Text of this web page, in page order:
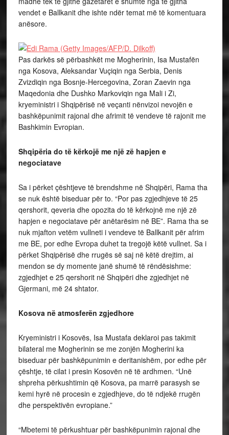
vendet e Ballkanit dhe ishte ndër temat më të komentuara
anësore.
Pas darkës së përbashkët me Mogherinin, Isa Mustafën
nga Kosova, Aleksandar Vuçiqin nga Serbia, Denis
Zvizdiqin nga Bosnje-Hercegovina, Zoran Zaevin nga
Maqedonia dhe Dushko Markoviqin nga Mali i Zi,
kryeministri i Shqipërisë në veçanti nënvizoi nevojën e
bashkëpunimit rajonal dhe afrimit të vendeve të rajonit me
Bashkimin Evropian.
Shqipëria do të kërkojë me një zë hapjen e
negociatave
Sa i përket çështjeve të brendshme në Shqipëri, Rama tha
se nuk është biseduar për to. “Por pas zgjedhjeve të 25
qershorit, qeveria dhe opozita do të kërkojnë me një zë
hapjen e negociatave për anëtarësim në BE”. Rama tha se
nuk mjafton vetëm vullneti i vendeve të Ballkanit për afrim
me BE, por edhe Evropa duhet ta tregojë këtë vullnet. Sa i
përket Shqipërisë dhe rrugës së saj në këtë drejtim, ai
mendon se dy momente janë shumë të rëndësishme:
zgjedhjet e 25 qershorit në Shqipëri dhe zgjedhjet në
Gjermani, më 24 shtator.
Kosova në atmosferën zgjedhore
Kryeministri i Kosovës, Isa Mustafa deklaroi pas takimit
bilateral me Mogherinin se me zonjën Mogherini ka
biseduar për bashkëpunimin e deritanishëm, por edhe për
çështje, të cilat i presin Kosovën në të ardhmen. “Unë
shpreha përkushtimin që Kosova, pa marrë parasysh se
kemi hyrë në procesin e zgjedhjeve, do të ndjekë rrugën
dhe perspektivën evropiane.”
“Mbetemi të përkushtuar për bashkëpunimin rajonal dhe